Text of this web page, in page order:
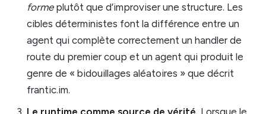
formeplutôt que d’improviser une structure. Les
cibles déterministes font la différence entre un
agent qui complète correctement un handler de
route du premier coup et un agent qui produit le
genre de « bidouillages aléatoires » que décrit
frantic.im.